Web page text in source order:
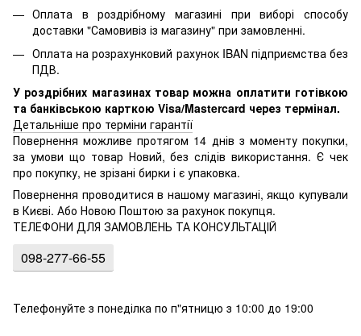
Оплата в роздрібному магазині при виборі способу
доставки "Самовивіз із магазину" при замовленні.
Оплата на розрахунковий рахунок IBAN підприємства без
ПДВ.
У роздрібних магазинах товар можна оплатити готівкою
та банківською карткою Visa/Mastercard через термінал.
Детальніше про терміни гарантії
Повернення можливе протягом 14 днів з моменту покупки,
за умови що товар Новий, без слідів використання. Є чек
про покупку, не зрізані бирки і є упаковка.
Повернення проводитися в нашому магазині, якщо купували
в Києві. Або Новою Поштою за рахунок покупця.
ТЕЛЕФОНИ ДЛЯ ЗАМОВЛЕНЬ ТА КОНСУЛЬТАЦІЙ
098-277-66-55
Телефонуйте з понеділка по п"ятницю з 10:00 до 19:00